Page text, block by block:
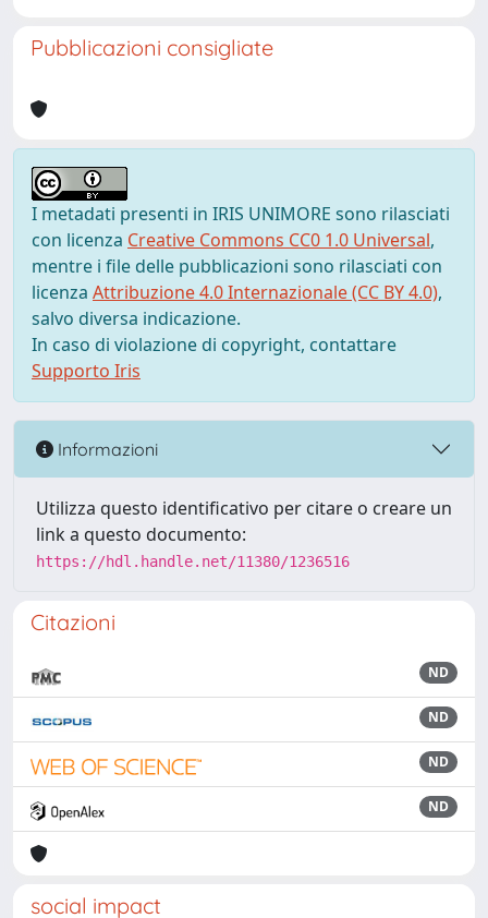
Pubblicazioni consigliate
I metadati presenti in IRIS UNIMORE sono rilasciati
con licenza Creative Commons CC0 1.0 Universal,
mentre i file delle pubblicazioni sono rilasciati con
licenza Attribuzione 4.0 Internazionale (CC BY 4.0),
salvo diversa indicazione.
In caso di violazione di copyright, contattare
Supporto Iris
Informazioni
Utilizza questo identificativo per citare o creare un
link a questo documento:
https://hdl.handle.net/11380/1236516
Citazioni
ND
ND
ND
ND
social impact